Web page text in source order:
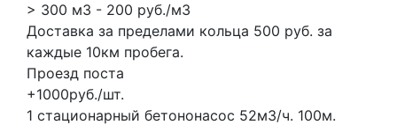
> 300 м3 - 200 руб./м3
Доставка за пределами кольца 500 руб. за
каждые 10км пробега.
Проезд поста
+1000руб./шт.
1 стационарный бетононасос 52м3/ч. 100м.